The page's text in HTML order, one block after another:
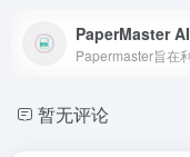
PaperMaster AI
暂无评论